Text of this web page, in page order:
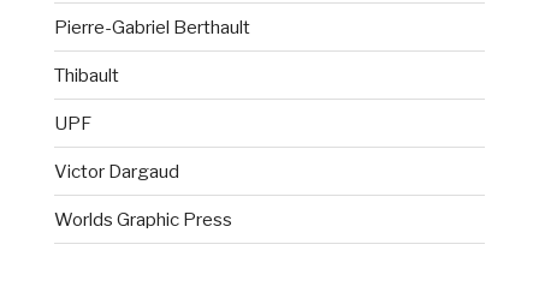
Pierre-Gabriel Berthault
Thibault
UPF
Victor Dargaud
Worlds Graphic Press